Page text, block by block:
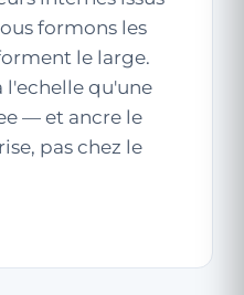
formons les
le large.
l'echelle qu'une
— et ancre le
pas chez le